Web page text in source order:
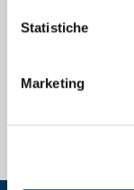
Statistiche
Marketing
Acconsento a